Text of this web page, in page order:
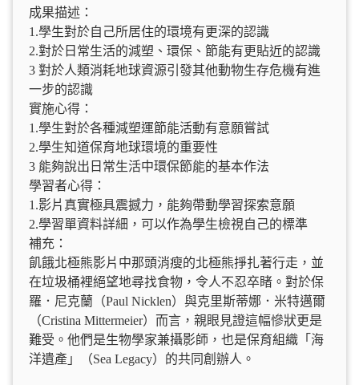
成果描述：
1.學生對於自己所居住的環境有更深的認識
2.對於日常生活的減塑、環保、節能有更貼近的認識
3 對於人類消耗地球資源引發其他動物生存危機有進
一步的認識
實施心得：
1.學生對於各種減塑運節能活動有意願嘗試
2.學生知道保育地球環境的重要性
3 能夠說出日常生活中環保節能的基本作法
學習者心得：
1.影片真實極具震撼力，能夠帶動學習探索意願
2.學習單資料詳細，可以作為學生檢視自己的標準
補充：
飢餓北極熊影片中那頭消瘦的北極熊掙扎著行走，並
在垃圾桶裡絕望地尋找食物，令人不忍卒睹。對於保
羅．尼克蘭（Paul Nicklen）與克里斯蒂娜．米特邁爾
（Cristina Mittermeier）而言，親眼見證這幅慘狀更是
難受。他們是生物學家兼攝影師，也是保育組織「海
洋遺產」（Sea Legacy）的共同創辦人。